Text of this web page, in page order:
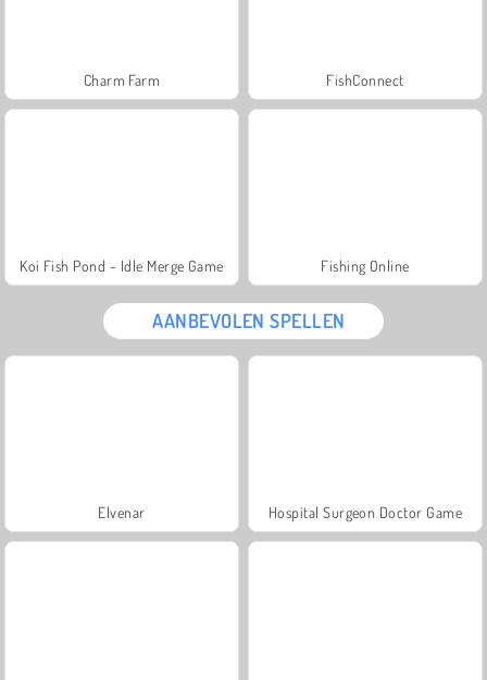
Charm Farm FishConnect
Koi Fish Pond - Idle Merge Game Fishing Online
AANBEVOLEN SPELLEN
Elvenar Hospital Surgeon Doctor Game